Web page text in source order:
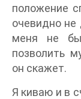
положение
очевидно
меня не
позволить
он скажет.
Я киваю и в